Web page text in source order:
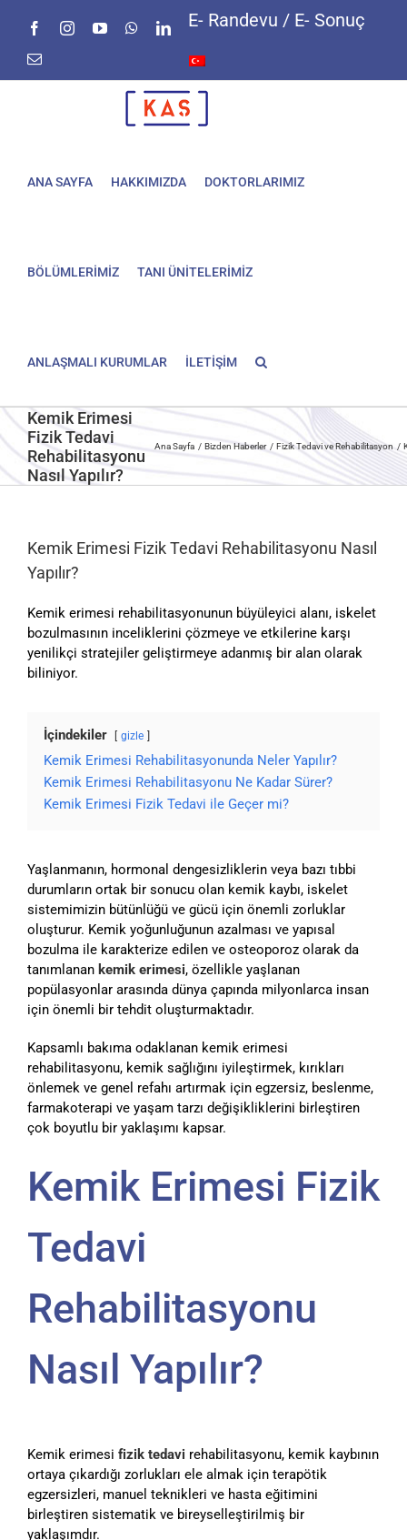
FacebookInstagramYouTubeWhatsAppLinkedIn
E-
E- Randevu / E- Sonuç
ANA SAYFA HAKKIMIZDA DOKTORLARIMIZ
BÖLÜMLERİMİZ TANI ÜNİTELERİMİZ
ANLAŞMALI KURUMLAR İLETİŞİM
Kemik Erimesi
Fizik Tedavi
Rehabilitasyonu
Nasıl Yapılır?
Ana Sayfa Bizden Haberler Fizik Tedavi ve Rehabilitasyon
Kemik Erimesi Fizik Tedavi Rehabilitasyonu Nasıl
Yapılır?
Kemik erimesi rehabilitasyonunun büyüleyici alanı, iskelet
bozulmasının inceliklerini çözmeye ve etkilerine karşı
yenilikçi stratejiler geliştirmeye adanmış bir alan olarak
biliniyor.
İçindekiler gizle
Kemik Erimesi Rehabilitasyonunda Neler Yapılır?
Kemik Erimesi Rehabilitasyonu Ne Kadar Sürer?
Kemik Erimesi Fizik Tedavi ile Geçer mi?
Yaşlanmanın, hormonal dengesizliklerin veya bazı tıbbi
durumların ortak bir sonucu olan kemik kaybı, iskelet
sistemimizin bütünlüğü ve gücü için önemli zorluklar
oluşturur. Kemik yoğunluğunun azalması ve yapısal
bozulma ile karakterize edilen ve osteoporoz olarak da
tanımlanan kemik erimesi, özellikle yaşlanan
popülasyonlar arasında dünya çapında milyonlarca insan
için önemli bir tehdit oluşturmaktadır.
Kapsamlı bakıma odaklanan kemik erimesi
rehabilitasyonu, kemik sağlığını iyileştirmek, kırıkları
önlemek ve genel refahı artırmak için egzersiz, beslenme,
farmakoterapi ve yaşam tarzı değişikliklerini birleştiren
çok boyutlu bir yaklaşımı kapsar.
Kemik Erimesi Fizik
Tedavi
Rehabilitasyonu
Nasıl Yapılır?
Kemik erimesi fizik tedavi rehabilitasyonu, kemik kaybının
ortaya çıkardığı zorlukları ele almak için terapötik
egzersizleri, manuel teknikleri ve hasta eğitimini
birleştiren sistematik ve bireyselleştirilmiş bir
yaklaşımdır.